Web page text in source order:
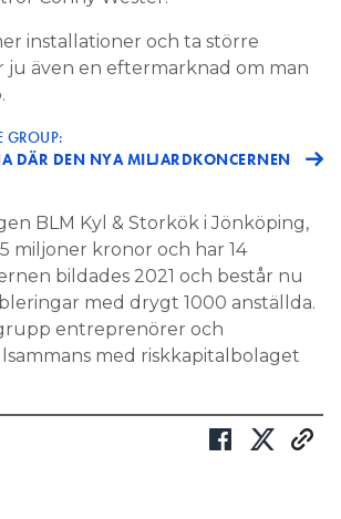
installationer och ta större
ju även en eftermarknad om man
GROUP:
DÄR DEN NYA MILJARDKONCERNEN
BLM Kyl & Storkök i Jönköping,
miljoner kronor och har 14
bildades 2021 och består nu
med drygt 1000 anställda.
grupp entreprenörer och
med riskkapitalbolaget